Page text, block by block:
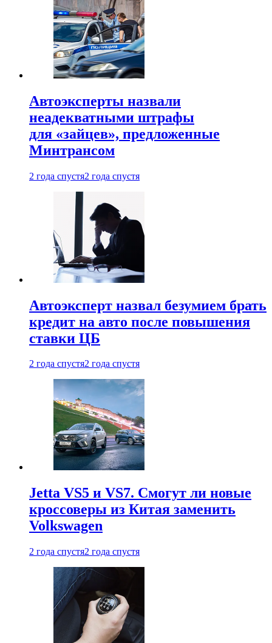
Автоэксперты назвали
неадекватными штрафы
для «зайцев», предложенные
Минтрансом
2 года спустя2 года спустя
Автоэксперт назвал безумием брать
кредит на авто после повышения
ставки ЦБ
2 года спустя2 года спустя
Jetta VS5 и VS7. Смогут ли новые
кроссоверы из Китая заменить
Volkswagen
2 года спустя2 года спустя